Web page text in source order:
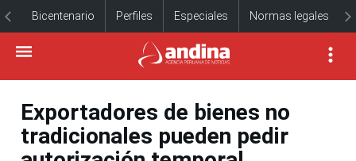
Bicentenario Perfiles Especiales Normas legales
Exportadores de bienes no
tradicionales pueden pedir